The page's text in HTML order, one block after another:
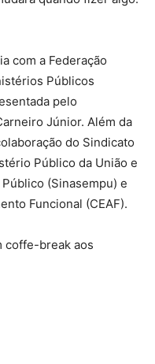
com a Federação
Públicos
pelo
Júnior. Além da
do Sindicato
Público da União e
(Sinasempu) e
Funcional (CEAF).
coffe-break aos